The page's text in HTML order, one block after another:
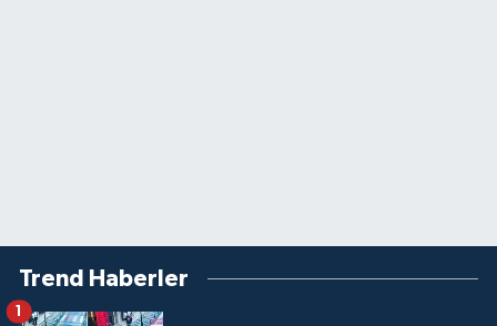
Trend Haberler
1